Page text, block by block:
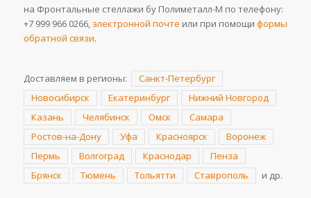
на Фронтальные стеллажи бу Полиметалл-М по телефону:
+7 999 966 0266, электронной почте или при помощи формы
обратной связи.
Доставляем в регионы:
Санкт-Петербург
Новосибирск
Екатеринбург
Нижний Новгород
Казань
Челябинск Омск
Самара
Ростов-на-Дону
Уфа Красноярск
Воронеж
Пермь
Волгоград Краснодар
Пенза
Брянск
Тюмень Тольятти Ставрополь и др.